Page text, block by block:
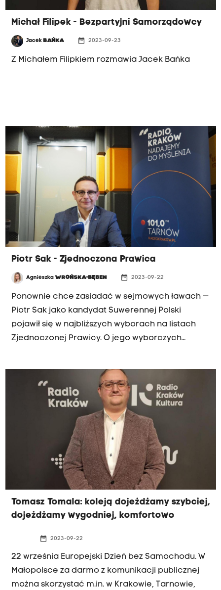
Michał Filipek - Bezpartyjni Samorządowcy
Jacek BAŃKA date_range 2023-09-23
Z Michałem Filipkiem rozmawia Jacek Bańka
Piotr Sak - Zjednoczona Prawica
AgnieszkaWROŃSKA-BĘBEN date_range 2023-09-22
Ponownie chce zasiadać w sejmowych ławach —
Piotr Sak jako kandydat Suwerennej Polski
pojawił się w najbliższych wyborach na listach
Zjednoczonej Prawicy. O jego wyborczych
Tomasz Tomala: koleją dojeżdżamy szybciej,
dojeżdżamy wygodniej, komfortowo
date_range 2023-09-22
22 września Europejski Dzień bez Samochodu. W
Małopolsce za darmo z komunikacji publicznej
można skorzystać m.in. w Krakowie, Tarnowie,